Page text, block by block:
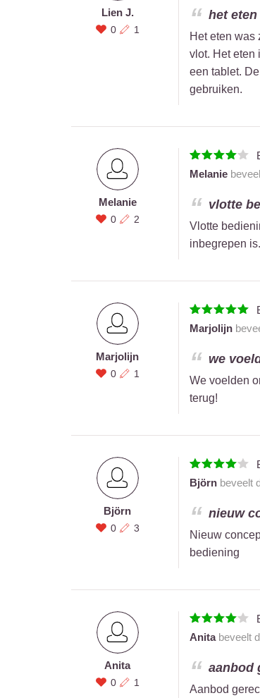
Lien J.
0 1
het
Het eten was
vlot. Het eten
een tablet.
gebruiken.
Melanie
0 2
Melanie
vlotte
Vlotte
inbegrepen is.
Marjolijn
0 1
Marjolijn
we
We voelden
terug!
Björn
0 3
Björnbeveelt
nieuw
Nieuw
bediening
Anita
0 1
Anitabeveelt
aanbod
Aanbod